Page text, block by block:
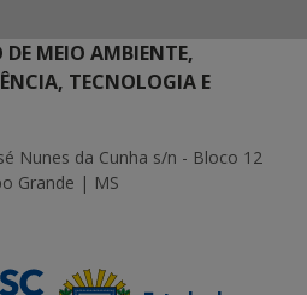
DE MEIO AMBIENTE,
TECNOLOGIA E
Nunes da Cunha s/n - Bloco 12
Grande | MS